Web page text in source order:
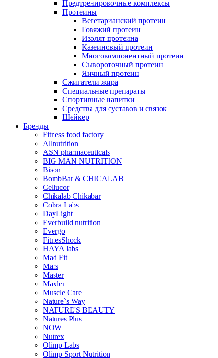
Предтренировочные комплексы
Протеины
Вегетарианский протеин
Говяжий протеин
Изолят протеина
Казеиновый протеин
Многокомпонентный протеин
Сывороточный протеин
Яичный протеин
Сжигатели жира
Специальные препараты
Спортивные напитки
Средства для суставов и связок
Шейкер
Бренды
Fitness food factory
Allnutrition
ASN pharmaceuticals
BIG MAN NUTRITION
Bison
BombBar & CHICALAB
Cellucor
Chikalab Chikabar
Cobra Labs
DayLight
Everbuild nutrition
Evergo
FitnesShock
HAYA labs
Mad Fit
Mars
Master
Maxler
Muscle Care
Nature`s Way
NATURE'S BEAUTY
Natures Plus
NOW
Nutrex
Olimp Labs
Olimp Sport Nutrition